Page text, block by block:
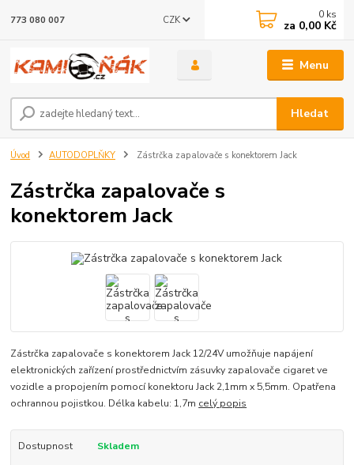
Menu
CZK
Hledat
773 080 007 0 ks
za 0,00 Kč
Úvod AUTODOPLŇKY Zástrčka zapalovače s konektorem Jack
Zástrčka zapalovače s
konektorem Jack
Zástrčka zapalovače s konektorem Jack 12/24V umožňuje napájení
elektronických zařízení prostřednictvím zásuvky zapalovače cigaret ve
vozidle a propojením pomocí konektoru Jack 2,1mm x 5,5mm. Opatřena
ochrannou pojistkou. Délka kabelu: 1,7m celý popis
Dostupnost Skladem